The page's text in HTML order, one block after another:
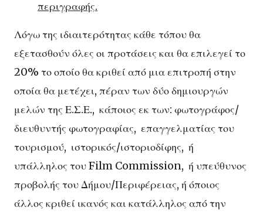
περιγραφής.
Λόγω της ιδιαιτερότητας κάθε τόπου θα
εξετασθούν όλες οι προτάσεις και θα επιλεγεί το
20% το οποίο θα κριθεί από μια επιτροπή στην
οποία θα μετέχει, πέραν των δύο δημιουργών
μελών της Ε.Σ.Ε., κάποιος εκ των: φωτογράφος/
διευθυντής φωτογραφίας, επαγγελματίας του
τουρισμού, ιστορικός/ιστοριοδίφης, ή
υπάλληλος του Film Commission, ή υπεύθυνος
προβολής του Δήμου/Περιφέρειας, ή όποιος
άλλος κριθεί ικανός και κατάλληλος από την